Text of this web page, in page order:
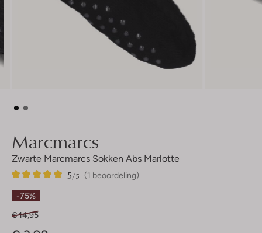
Marcmarcs
Zwarte Marcmarcs Sokken Abs Marlotte
(1 beoordeling)
5/5
1
5
Sterren
-75%
€ 14,95